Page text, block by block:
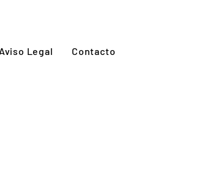
Aviso Legal Contacto